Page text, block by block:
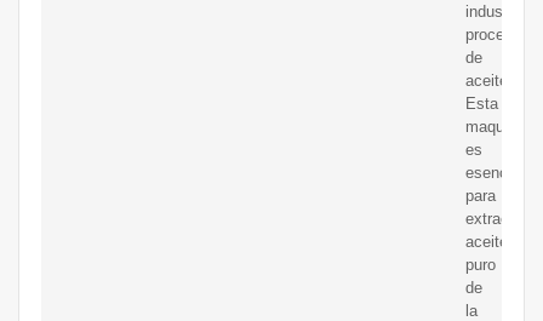
industria
de
aceite.
Esta
maquinaria
es
esencial
para
extraer
aceite
puro
de
la